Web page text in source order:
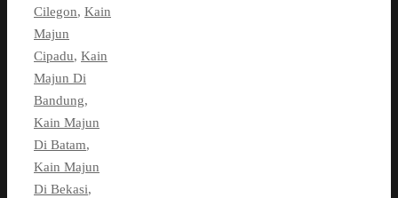
Cilegon, Kain
Majun
Cipadu, Kain
Majun Di
Bandung,
Kain Majun
Di Batam,
Kain Majun
Di Bekasi,